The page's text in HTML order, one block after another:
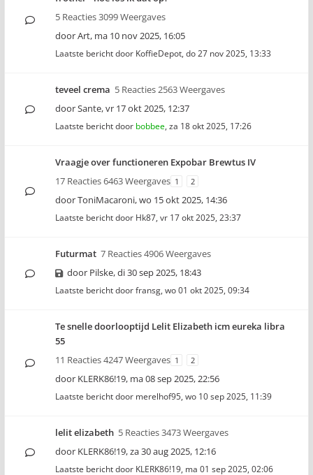
5 Reacties 3099 Weergaves
doorArt, ma 10 nov 2025, 16:05
Laatste bericht door KoffieDepot, do 27 nov 2025, 13:33
teveel crema 5 Reacties 2563 Weergaves
doorSante,vr 17 okt 2025, 12:37
Laatste bericht door bobbee, za 18 okt 2025, 17:26
Vraagje over functioneren Expobar Brewtus IV
17 Reacties 6463 Weergaves 1 2
doorToniMacaroni,wo 15 okt 2025, 14:36
Laatste bericht door Hk87, vr 17 okt 2025, 23:37
Futurmat 7 Reacties 4906 Weergaves
door Pilske,di 30 sep 2025, 18:43
Laatste bericht doorfransg, wo 01 okt 2025, 09:34
Te snelle doorlooptijd Lelit Elizabeth icm eureka libra
55
11 Reacties 4247 Weergaves 1 2
door KLERK86!19, ma 08 sep 2025, 22:56
Laatste bericht door merelhof95, wo 10 sep 2025, 11:39
lelit elizabeth 5 Reacties 3473 Weergaves
door KLERK86!19,za 30 aug 2025, 12:16
Laatste bericht door KLERK86!19, ma 01 sep 2025, 02:06